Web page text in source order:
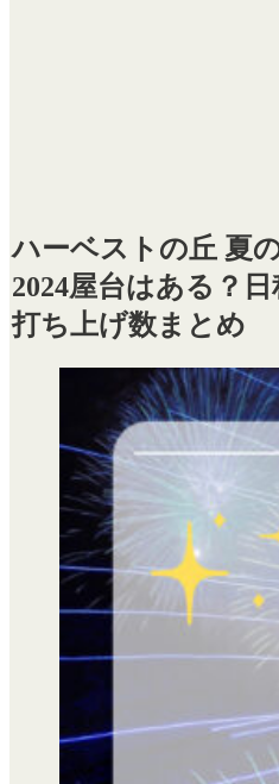
ハーベストの丘 夏
2024屋台はある？日
打ち上げ数まとめ